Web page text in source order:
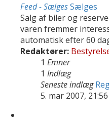
Feed - SælgesSælges
Salg af biler og
varen fremmer
automatisk efter 60
Redaktører:
1 Emner
1 Indlæg
Seneste indlæg
5. mar 2007, 21:56